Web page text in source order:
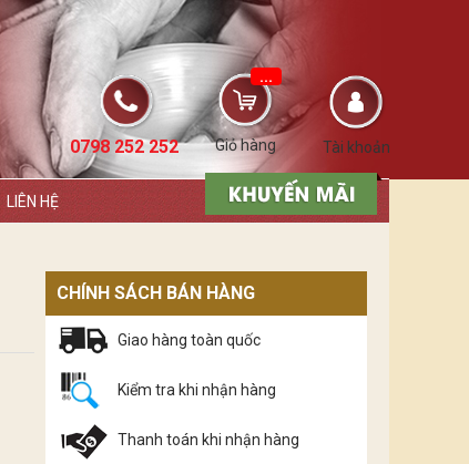
Tài khoản
Giỏ hàng
...
0798 252 252
LIÊN HỆ
CHÍNH SÁCH BÁN HÀNG
Giao hàng toàn quốc
Kiểm tra khi nhận hàng
Thanh toán khi nhận hàng